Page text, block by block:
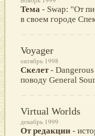
Тема - Swap: "От
в своем городе
Voyager
октябрь 1998
Скелет- Dangerous
поводу General
Virtual Worlds
декабрь 1999
От редакции -